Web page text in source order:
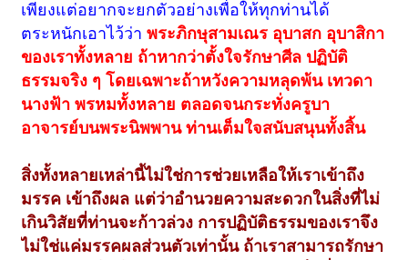
เพียงแต่อยากจะยกตัวอย่างเพื่อให้ทุกท่านได้
ตระหนักเอาไว้ว่าพระภิกษุสามเณร อุบาสก อุบาสิกา
ของเราทั้งหลาย ถ้าหากว่าตั้งใจรักษาศีล ปฏิบัติ
ธรรมจริง ๆ โดยเฉพาะถ้าหวังความหลุดพ้น เทวดา
นางฟ้า พรหมทั้งหลาย ตลอดจนกระทั่งครูบา
อาจารย์บนพระนิพพาน ท่านเต็มใจสนับสนุนทั้งสิ้น
สิ่งทั้งหลายเหล่านี้ไม่ใช่การช่วยเหลือให้เราเข้าถึง
มรรค เข้าถึงผล แต่ว่าอำนวยความสะดวกในสิ่งที่ไม่
เกินวิสัยที่ท่านจะก้าวล่วง การปฏิบัติธรรมของเราจึง
ไม่ใช่แค่มรรคผลส่วนตัวเท่านั้น ถ้าเราสามารถรักษา